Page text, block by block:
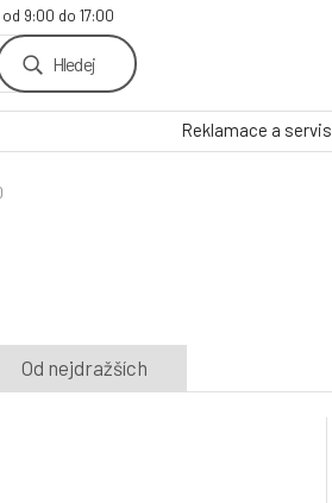
od 9:00 do 17:00
Hledej
Reklamace a servis
Od nejdražších